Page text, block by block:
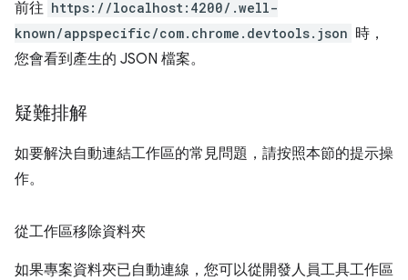
前往 https://localhost:4200/.well-
known/appspecific/com.chrome.devtools.json 時，
您會看到產生的 JSON 檔案。
疑難排解
如要解決自動連結工作區的常見問題，請按照本節的提示操
作。
從工作區移除資料夾
如果專案資料夾已自動連線，您可以從開發人員工具工作區